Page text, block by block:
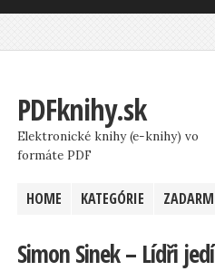
PDFknihy.sk
Elektronické knihy (e-knihy) vo
formáte PDF
HOME KATEGÓRIE
Simon Sinek – Lídři